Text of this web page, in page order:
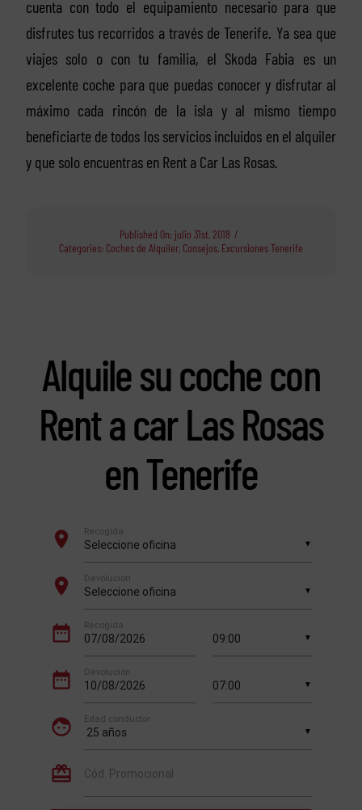
cuenta con todo el equipamiento necesario para que
disfrutes tus recorridos a través de Tenerife. Ya sea que
viajes solo o con tu familia, el Skoda Fabia es un
excelente coche para que puedas conocer y disfrutar al
máximo cada rincón de la isla y al mismo tiempo
beneficiarte de todos los servicios incluidos en el alquiler
y que solo encuentras en Rent a Car Las Rosas.
Published On: julio 31st, 2018 /
Categories: Coches de Alquiler, Consejos, Excursiones Tenerife
Alquile su coche con
Rent a car Las Rosas
en Tenerife